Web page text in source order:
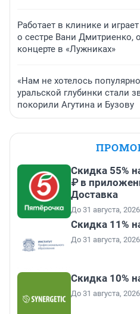
Работает в клинике и
о сестре Вани Дмитриенко,
концерте в «Лужниках»
«Нам не хотелось
уральской глубинки стали
покорили Агутина и Бузову
Скидка 55%
₽ в
Доставка
До 31 августа, 2026
Скидка 11%
До 31 августа, 2026
Скидка 10%
До 31 августа, 2026